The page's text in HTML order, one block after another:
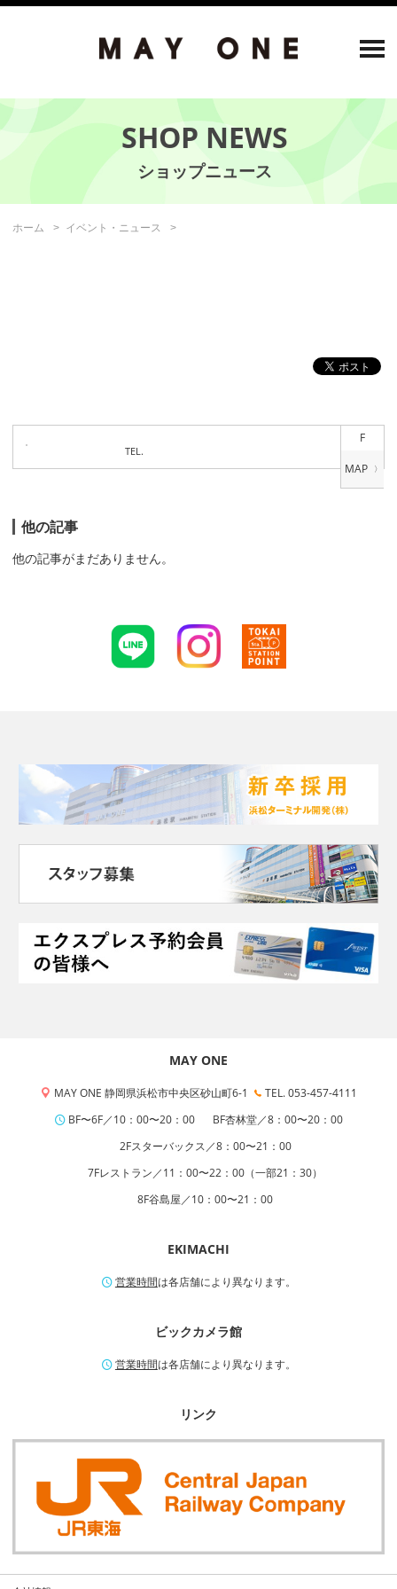
SHOP NEWS
ホーム イベント・ニュース
F
TEL.
他の記事
他の記事がまだありません。
MAY ONE
MAY ONE 静岡県浜松市中央区砂山町6-1
TEL. 053-457-4111
BF〜6F／10：00〜20：00
BF杏林堂／8：00〜20：00
2Fスターバックス／8：00〜21：00
7Fレストラン／11：00〜22：00（一部21：30）
8F谷島屋／10：00〜21：00
EKIMACHI
営業時間は各店舗により異なります。
ビックカメラ館
営業時間は各店舗により異なります。
リンク